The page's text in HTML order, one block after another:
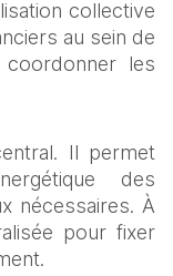
collective
au sein de
coordonner les
Il permet
des
nécessaires. À
pour fixer